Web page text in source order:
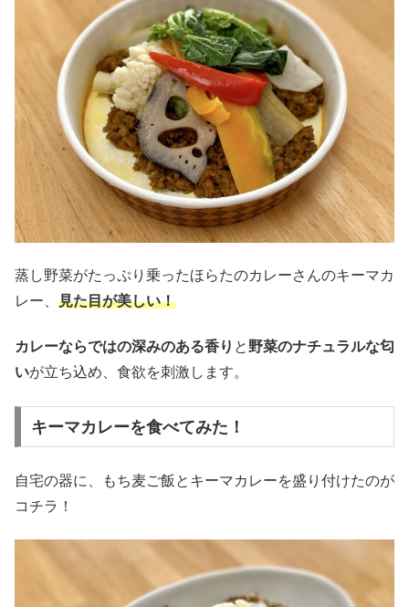
蒸し野菜がたっぷり乗ったほらたのカレーさんのキーマカ
レー、 見た目が美しい！
カレーならではの深みのある香り と 野菜のナチュラルな匂
いが立ち込め、食欲を刺激します。
キーマカレーを食べてみた！
自宅の器に、もち麦ご飯とキーマカレーを盛り付けたのが
コチラ！